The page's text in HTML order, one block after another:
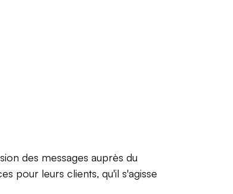
des messages auprès du
pour leurs clients, qu'il s'agisse